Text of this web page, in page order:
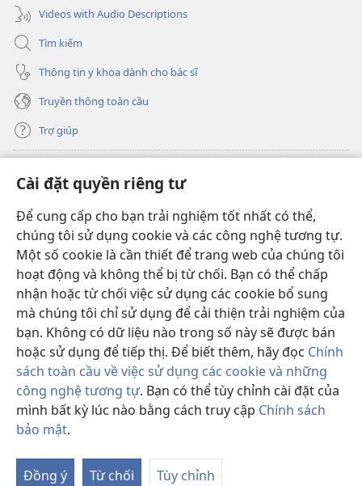
Cài đặt quyền riêng tư
Để cung cấp cho bạn trải nghiệm tốt nhất có thể,
chúng tôi sử dụng cookie và các công nghệ tương tự.
Một số cookie là cần thiết để trang web của chúng tôi
hoạt động và không thể bị từ chối. Bạn có thể chấp
nhận hoặc từ chối việc sử dụng các cookie bổ sung
mà chúng tôi chỉ sử dụng để cải thiện trải nghiệm của
bạn. Không có dữ liệu nào trong số này sẽ được bán
hoặc sử dụng để tiếp thị. Để biết thêm, hãy đọc Chính
sách toàn cầu về việc sử dụng các cookie và những
công nghệ tương tự. Bạn có thể tùy chỉnh cài đặt của
mình bất kỳ lúc nào bằng cách truy cập Chính sách
bảo mật.
Đồng ý Từ chối Tùy chỉnh
Videos with Audio Descriptions
Tìm kiếm
Thông tin y khoa dành cho bác sĩ
Truyền thông toàn cầu
Trợ giúp
(mở
cửa
sổ
mới)
THƯ VIỆN TRỰC TUYẾN Tháp Canh
(mở
cửa
sổ
mới)
JW Hub ®
(mở
cửa
sổ
mới)
JW Library
Thư viện Tháp Canh
Copyright© 2026 Watch Tower Bible and Tract Society of Pennsylvania.
ĐIỀU KHOẢN SỬ DỤNG